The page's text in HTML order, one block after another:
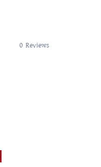
0 Reviews